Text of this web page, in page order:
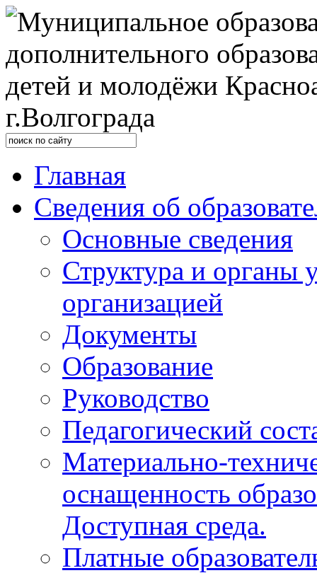
Главная
Сведения об
Основные сведения
Структура и органы
организацией
Документы
Образование
Руководство
Педагогический
Материально-
оснащенность
Доступная среда.
Платные